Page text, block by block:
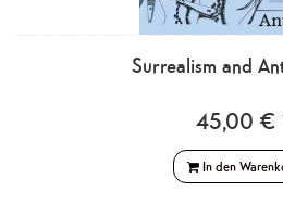
Surrealism and
45,00 €
In den